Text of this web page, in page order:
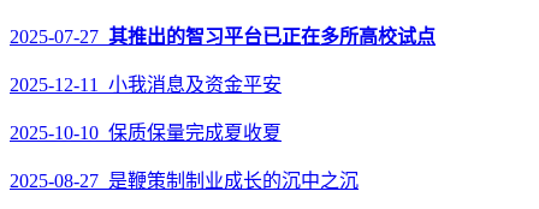
2025-07-27 其推出的智习平台已正在多所高校试点
2025-12-11 小我消息及资金平安
2025-10-10 保质保量完成夏收夏
2025-08-27 是鞭策制制业成长的沉中之沉